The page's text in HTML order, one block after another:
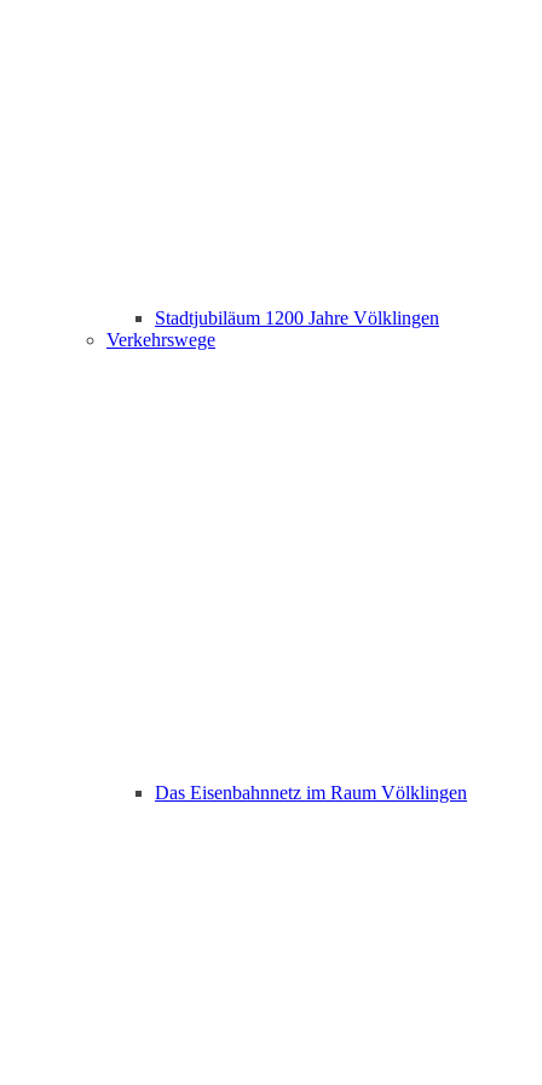
Stadtjubiläum 1200 Jahre Völklingen
Verkehrswege
Das Eisenbahnnetz im Raum Völklingen